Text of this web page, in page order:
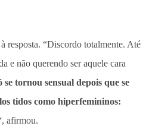
resposta. “Discordo totalmente. Até
e não querendo ser aquele cara
tornou sensual depois que se
tidos como hiperfemininos:
afirmou.